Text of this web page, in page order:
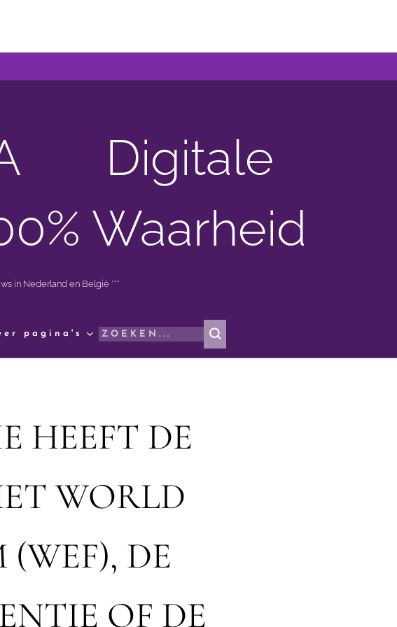
🟣 Digitale
Waarheid
in Nederland en België ***
pagina's
HEEFT DE
WORLD
DE
OF DE